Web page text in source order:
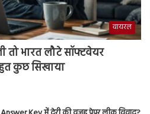
वायरल
तो भारत लौटे सॉफ्टवेयर
कुछ सिखाया